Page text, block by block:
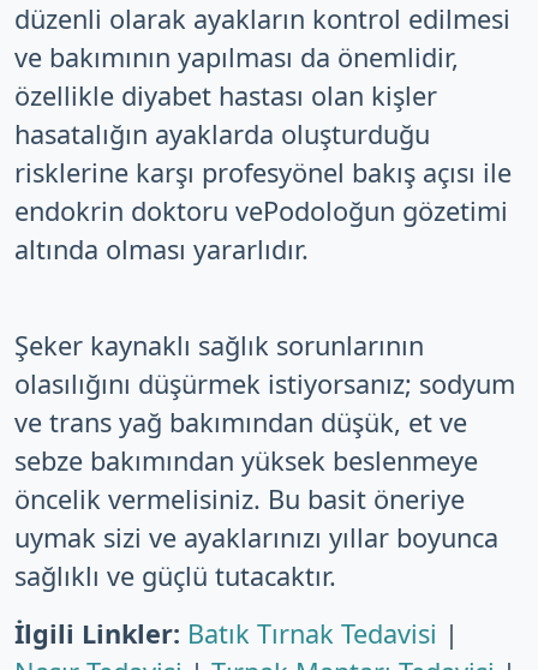
düzenli olarak ayakların kontrol edilmesi
ve bakımının yapılması da önemlidir,
özellikle diyabet hastası olan kişler
hasatalığın ayaklarda oluşturduğu
risklerine karşı profesyönel bakış açısı ile
endokrin doktoru vePodoloğun gözetimi
altında olması yararlıdır.
Şeker kaynaklı sağlık sorunlarının
olasılığını düşürmek istiyorsanız; sodyum
ve trans yağ bakımından düşük, et ve
sebze bakımından yüksek beslenmeye
öncelik vermelisiniz. Bu basit öneriye
uymak sizi ve ayaklarınızı yıllar boyunca
sağlıklı ve güçlü tutacaktır.
İlgili Linkler: Batık Tırnak Tedavisi |